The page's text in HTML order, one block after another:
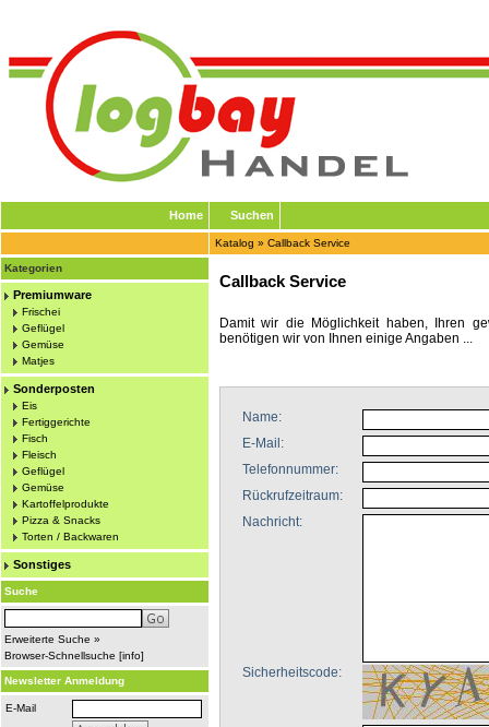
Home Suchen
Katalog » Callback Service
Kategorien
Premiumware
Frischei
Geflügel
Gemüse
Matjes
Sonderposten
Eis
Fertiggerichte
Fisch
Fleisch
Geflügel
Gemüse
Kartoffelprodukte
Pizza & Snacks
Torten / Backwaren
Sonstiges
Suche
Erweiterte Suche »
Browser-Schnellsuche [info]
Newsletter Anmeldung
E-Mail
Callback Service
Damit wir die Möglichkeit haben, Ihren
benötigen wir von Ihnen einige Angaben ...
Name:
E-Mail:
Telefonnummer:
Rückrufzeitraum:
Nachricht:
Sicherheitscode: